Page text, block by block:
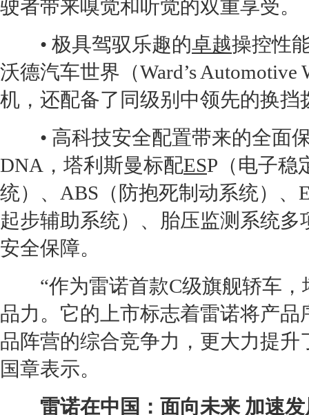
驶者带来嗅觉和听觉的双重享受。
• 极具驾驭乐趣的卓越操控性
沃德汽车世界（Ward’s Automotive
机 ，还配备了同级别中领先的换
• 高科技安全配置带来的全面
DNA， 塔利斯曼标配ESP（电子稳
统）、ABS（防抱死制动系统）
起步辅助系统）、胎压监测系统
安全保障。
“作为雷诺首款C级旗舰轿车，
品力。它的上市标志着雷诺将产品
品阵营的综合竞争力，更大力提升
国章表示。
雷诺在中国：面向未来 加速